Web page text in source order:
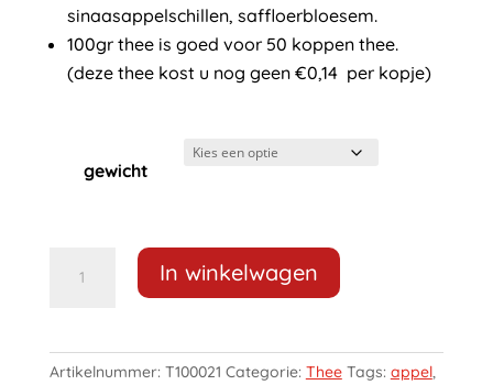
sinaasappelschillen, saffloerbloesem.
100gr thee is goed voor 50 koppen thee.
(deze thee kost u nog geen €0,14 per kopje)
gewicht
Losse
aantal
In winkelwagen
Artikelnummer: T100021 Categorie: Thee Tags: appel,